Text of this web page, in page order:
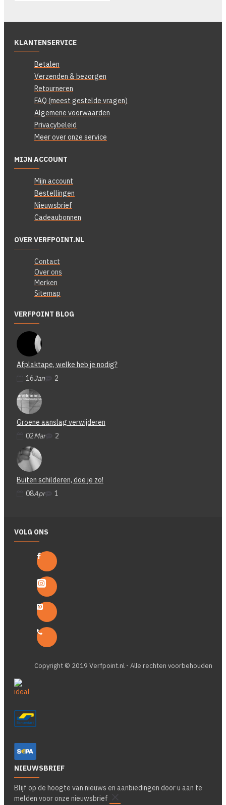
KLANTENSERVICE
Betalen
Verzenden & bezorgen
Retourneren
FAQ (meest gestelde vragen)
Algemene voorwaarden
Privacybeleid
Meer over onze service
MIJN ACCOUNT
Mijn account
Bestellingen
Nieuwsbrief
Cadeaubonnen
OVER VERFPOINT.NL
Contact
Over ons
Merken
Sitemap
VERFPOINT BLOG
Afplaktape, welke heb je nodig?
16Jan 2
Groene aanslag verwijderen
02Mar 2
Buiten schilderen, doe je zo!
08Apr 1
VOLG ONS
Copyright © 2019 Verfpoint.nl - Alle rechten voorbehouden
NIEUWSBRIEF
Blijf op de hoogte van nieuws en aanbiedingen door u aan te
melden voor onze nieuwsbrief